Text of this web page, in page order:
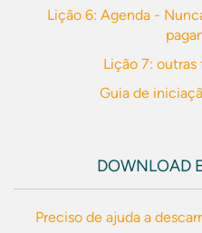
Lição 6: Agenda -
Lição 7:
Guia de
DOWNLOAD
Preciso de ajuda a